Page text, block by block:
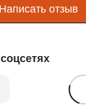
Написать отзыв